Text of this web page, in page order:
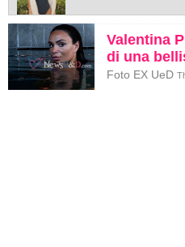
Valentina
di una
Foto EX UeD